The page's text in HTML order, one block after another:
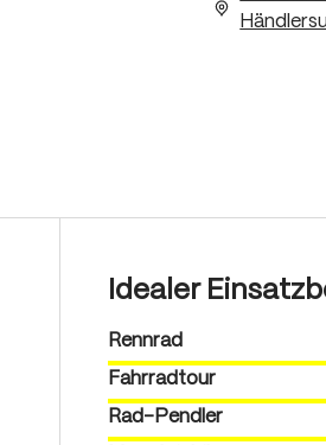
Idealer
Rennrad
Fahrradtour
Rad-Pendler